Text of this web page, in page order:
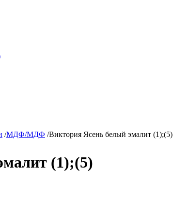
/МДФ/МДФ /Виктория Ясень белый эмалит (1);(5)
(1);(5)